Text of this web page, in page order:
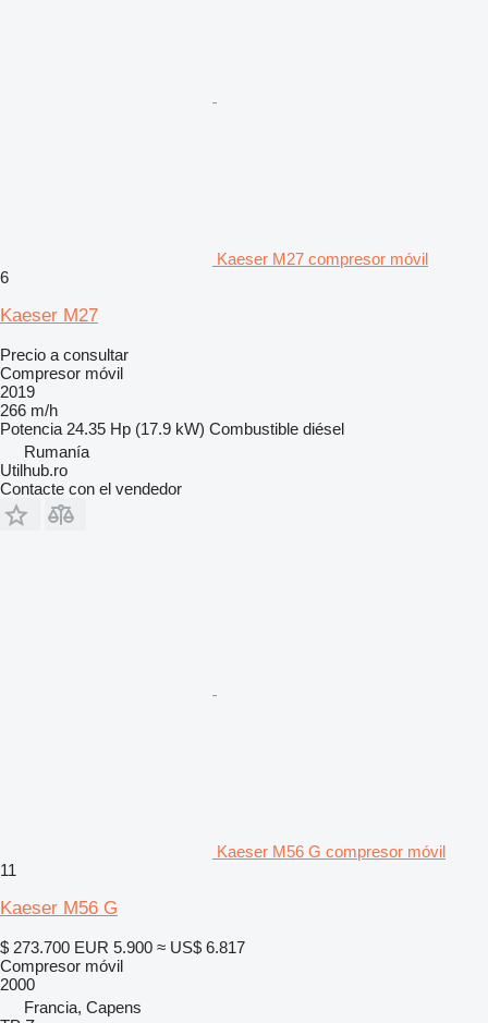
Kaeser M27 compresor móvil
6
Kaeser M27
Precio a consultar
Compresor móvil
2019
266 m/h
Potencia 24.35 Hp (17.9 kW) Combustible diésel
Rumanía
Utilhub.ro
Contacte con el vendedor
Kaeser M56 G compresor móvil
11
Kaeser M56 G
$ 273.700 EUR 5.900 ≈ US$ 6.817
Compresor móvil
2000
Francia, Capens